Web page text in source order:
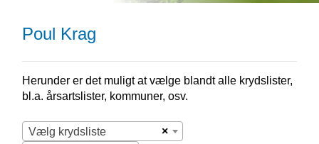
Poul Krag
Herunder er det muligt at vælge blandt alle krydslister,
bl.a. årsartslister, kommuner, osv.
×
Vælg krydsliste